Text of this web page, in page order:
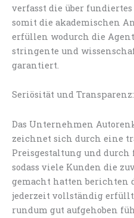
verfasst die über
somit die akademischen
erfüllen wodurch die
stringente und
garantiert.
Seriösität und Transparenz:
Das Unternehmen
zeichnet sich durch eine
Preisgestaltung und durch
sodass viele Kunden die
gemacht hatten berichten
jederzeit vollständig
rundum gut aufgehoben